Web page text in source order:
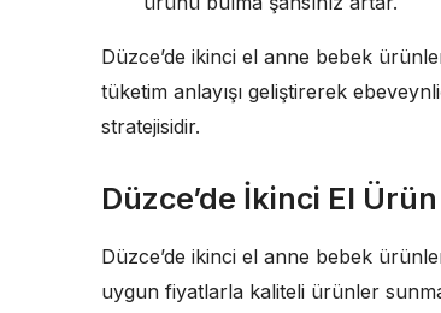
Düzce’de ikinci el anne bebek
tüketim anlayışı geliştirerek
stratejisidir.
Düzce’de İkinci El
Düzce’de ikinci el anne bebek
uygun fiyatlarla kaliteli ürünler